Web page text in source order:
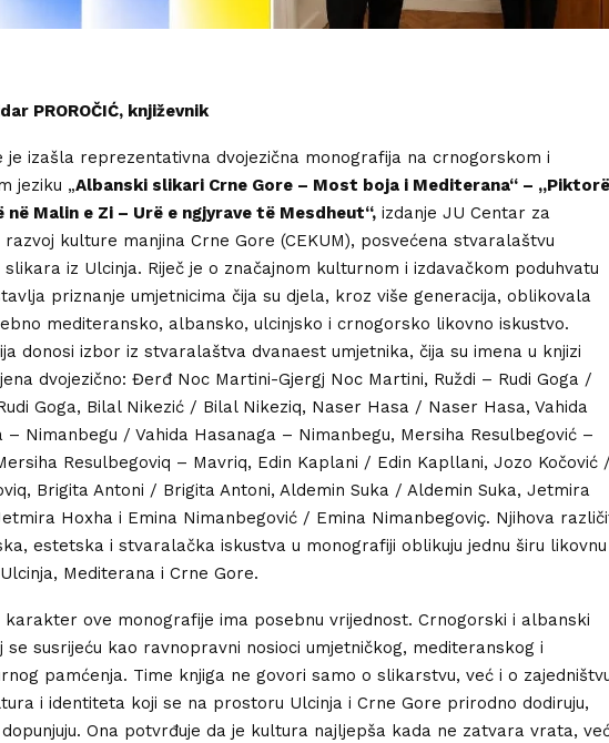
PROROČIĆ, književnik
je izašla reprezentativna dvojezična monografija na crnogorskom i
jeziku „Albanski slikari Crne Gore – Most boja i Mediterana“ –
Malin e Zi – Urë e ngjyrave të Mesdheut“, izdanje JU Centar za
razvoj kulture manjina Crne Gore (CEKUM), posvećena stvaralaštvu
iz Ulcinja. Riječ je o značajnom kulturnom i izdavačkom poduhvatu
priznanje umjetnicima čija su djela, kroz više generacija, oblikovala
mediteransko, albansko, ulcinjsko i crnogorsko likovno iskustvo.
donosi izbor iz stvaralaštva dvanaest umjetnika, čija su imena u knjizi
dvojezično: Đerđ Noc Martini-Gjergj Noc Martini, Ruždi – Rudi Goga /
Goga, Bilal Nikezić / Bilal Nikeziq, Naser Hasa / Naser Hasa, Vahida
– Nimanbegu / Vahida Hasanaga – Nimanbegu, Mersiha Resulbegović –
Resulbegoviq – Mavriq, Edin Kaplani / Edin Kapllani, Jozo Kočović /
Brigita Antoni / Brigita Antoni, Aldemin Suka / Aldemin Suka, Jetmira
Hoxha i Emina Nimanbegović / Emina Nimanbegoviç. Njihova
estetska i stvaralačka iskustva u monografiji oblikuju jednu širu likovnu
Mediterana i Crne Gore.
karakter ove monografije ima posebnu vrijednost. Crnogorski i albanski
se susrijeću kao ravnopravni nosioci umjetničkog, mediteranskog i
pamćenja. Time knjiga ne govori samo o slikarstvu, već i o
i identiteta koji se na prostoru Ulcinja i Crne Gore prirodno dodiruju,
Ona potvrđuje da je kultura najljepša kada ne zatvara vrata,